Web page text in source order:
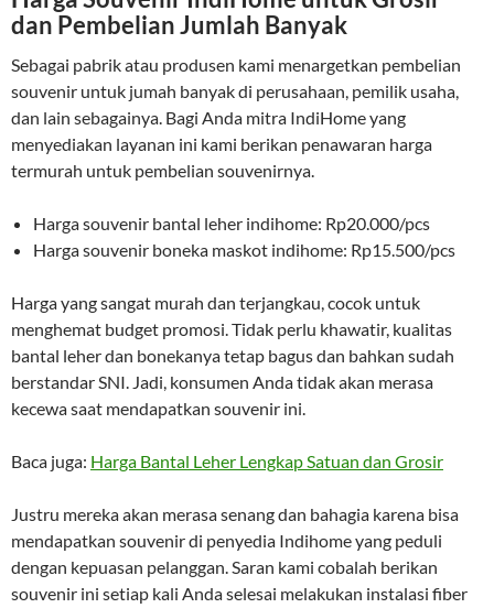
dan Pembelian Jumlah Banyak
Sebagai pabrik atau produsen kami menargetkan pembelian
souvenir untuk jumah banyak di perusahaan, pemilik usaha,
dan lain sebagainya. Bagi Anda mitra IndiHome yang
menyediakan layanan ini kami berikan penawaran harga
termurah untuk pembelian souvenirnya.
Harga souvenir bantal leher indihome: Rp20.000/pcs
Harga souvenir boneka maskot indihome: Rp15.500/pcs
Harga yang sangat murah dan terjangkau, cocok untuk
menghemat budget promosi. Tidak perlu khawatir, kualitas
bantal leher dan bonekanya tetap bagus dan bahkan sudah
berstandar SNI. Jadi, konsumen Anda tidak akan merasa
kecewa saat mendapatkan souvenir ini.
Baca juga: Harga Bantal Leher Lengkap Satuan dan Grosir
Justru mereka akan merasa senang dan bahagia karena bisa
mendapatkan souvenir di penyedia Indihome yang peduli
dengan kepuasan pelanggan. Saran kami cobalah berikan
souvenir ini setiap kali Anda selesai melakukan instalasi fiber